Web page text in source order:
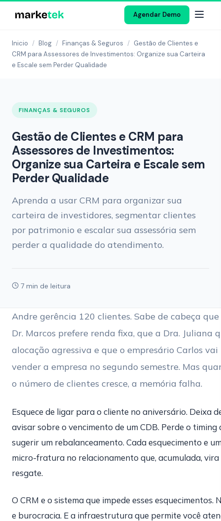
Agendar Demo
Inicio / Blog / Finanças & Seguros / Gestão de Clientes e
CRM para Assessores de Investimentos: Organize sua Carteira
e Escale sem Perder Qualidade
FINANÇAS & SEGUROS
Gestão de Clientes e CRM para
Assessores de Investimentos:
Organize sua Carteira e Escale sem
Perder Qualidade
Aprenda a usar CRM para organizar sua
carteira de investidores, segmentar clientes
por patrimonio e escalar sua assessória sem
perder a qualidade do atendimento.
7 min de leitura
Andre gerência 120 clientes. Sabe de cabeça que
Dr. Marcos prefere renda fixa, que a Dra. Juliana
alocação agressiva e que o empresário Carlos vai
vender a empresa no segundo semestre. Mas
o número de clientes cresce, a memória falha.
Esquece de ligar para o cliente no aniversário. Deixa
avisar sobre o vencimento de um CDB. Perde o timing
sugerir um rebalanceamento. Cada esquecimento e
micro-fratura no relacionamento que, acumulada, vira
resgate.
O CRM e o sistema que impede esses esquecimentos.
e burocracia. E a infraestrutura que permite você